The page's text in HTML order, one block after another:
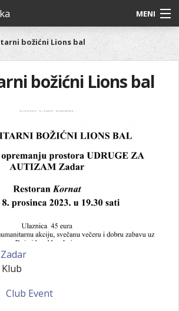
MENI
božićni Lions bal
božićni Lions bal
Klub
Club Event